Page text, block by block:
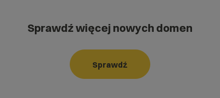
Sprawdź więcej nowych domen
Sprawdź